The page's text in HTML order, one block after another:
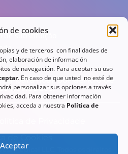
de cookies
y de terceros con finalidades de
elaboración de información
de navegación. Para aceptar su uso
. En caso de que usted no esté de
personalizar sus opciones a través
Para obtener información
acceda a nuestra Política de
Aceptar
de substituição
para ficar por dentro de
novidades!
Medical LLC. Todos os direitos